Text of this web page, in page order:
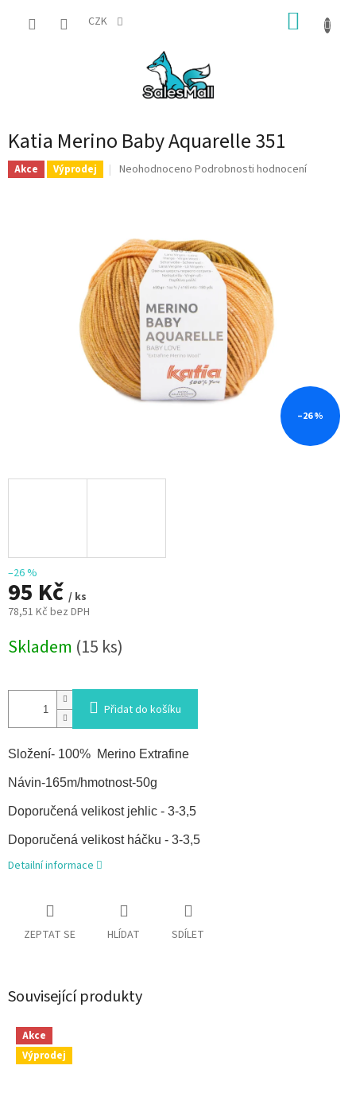
CZK
Katia Merino Baby Aquarelle 351
Akce Výprodej
Průměrné
z
5
hvězdiček.
Neohodnoceno Podrobnosti hodnocení
–26 %
–26 %
95 Kč / ks
78,51 Kč bez DPH
cena:
Skladem (15 ks)
Přidat do košíku
Složení- 100% Merino Extrafine
Návin-165m/hmotnost-50g
Doporučená velikost jehlic - 3-3,5
Doporučená velikost háčku - 3-3,5
Detailní informace
ZEPTAT SE HLÍDAT SDÍLET
Související produkty
Akce
Výprodej